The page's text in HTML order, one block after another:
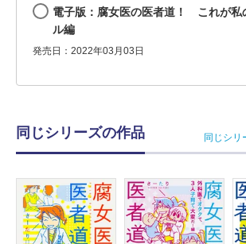
電子版：腐女医の医者道！ これが私
ル編
発売日：2022年03月03日
同じシリーズの作品 同じシリ